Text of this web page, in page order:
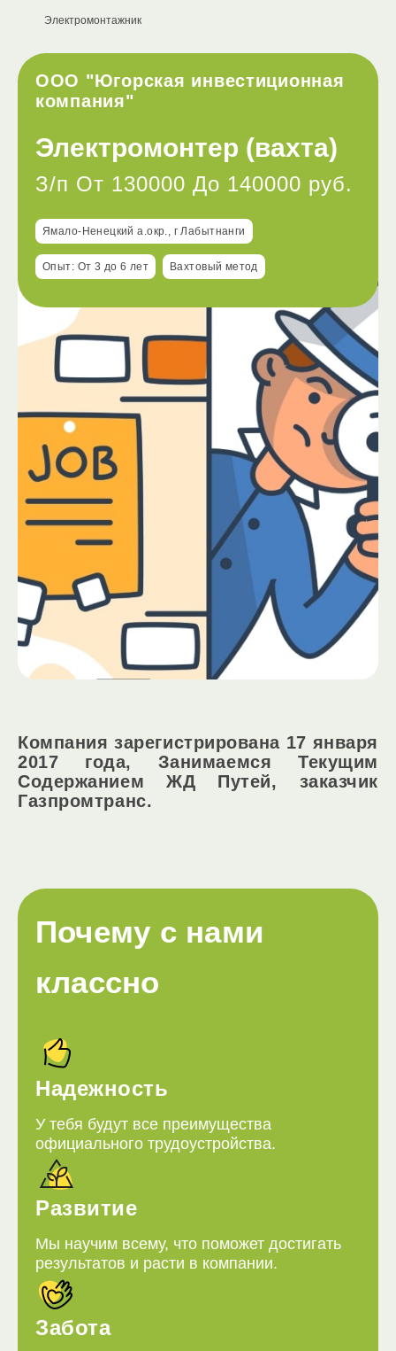
ООО "Югорская инвестиционная
компания"
Электромонтажник
Электромонтер (вахта)
З/п От 130000 До 140000 руб.
Ямало-Ненецкий а.окр., г Лабытнанги
Опыт: От 3 до 6 лет Вахтовый метод
Компания зарегистрирована 17 января
2017 года, Занимаемся Текущим
Содержанием ЖД Путей, заказчик
Газпромтранс.
Почему с нами
классно
Надежность
У тебя будут все преимущества
официального трудоустройства.
Развитие
Мы научим всему, что поможет достигать
результатов и расти в компании.
Забота